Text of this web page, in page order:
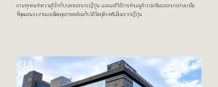
ชวนทุกคนทำความรู้จักกับปลาฮอกเกะญี่ปุ่น เเละเเชร์วิธีการทำเมนูข้าวปลาชิมะฮอกเกะย่างเกลือ
ที่สุดแสนจะง่ายเเละดีต่อสุขภาพพร้อมกับใช้วัตถุดิบพรีเมี่ยมจากญี่ปุ่น